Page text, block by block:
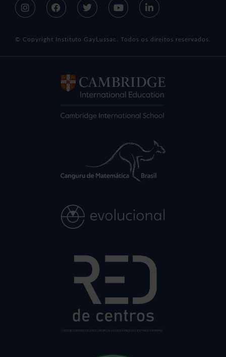
© Copyright Instituto GayLussac. Todos os direitos reservados.